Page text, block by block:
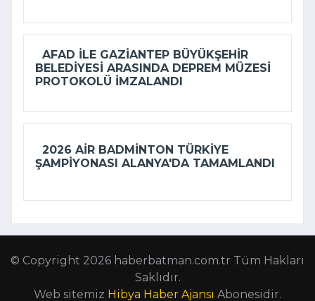
AFAD ILE GAZIANTEP BÜYÜKŞEHIR
BELEDIYESI ARASINDA DEPREM MÜZESI
PROTOKOLÜ IMZALANDI
2026 AIR BADMINTON TÜRKIYE
ŞAMPIYONASI ALANYA'DA TAMAMLANDI
© Copyright 2026 haberbatman.com.tr Tüm Hakları
Saklıdır.
Web sitemiz Hibya Haber Ajansı Abonesidir.